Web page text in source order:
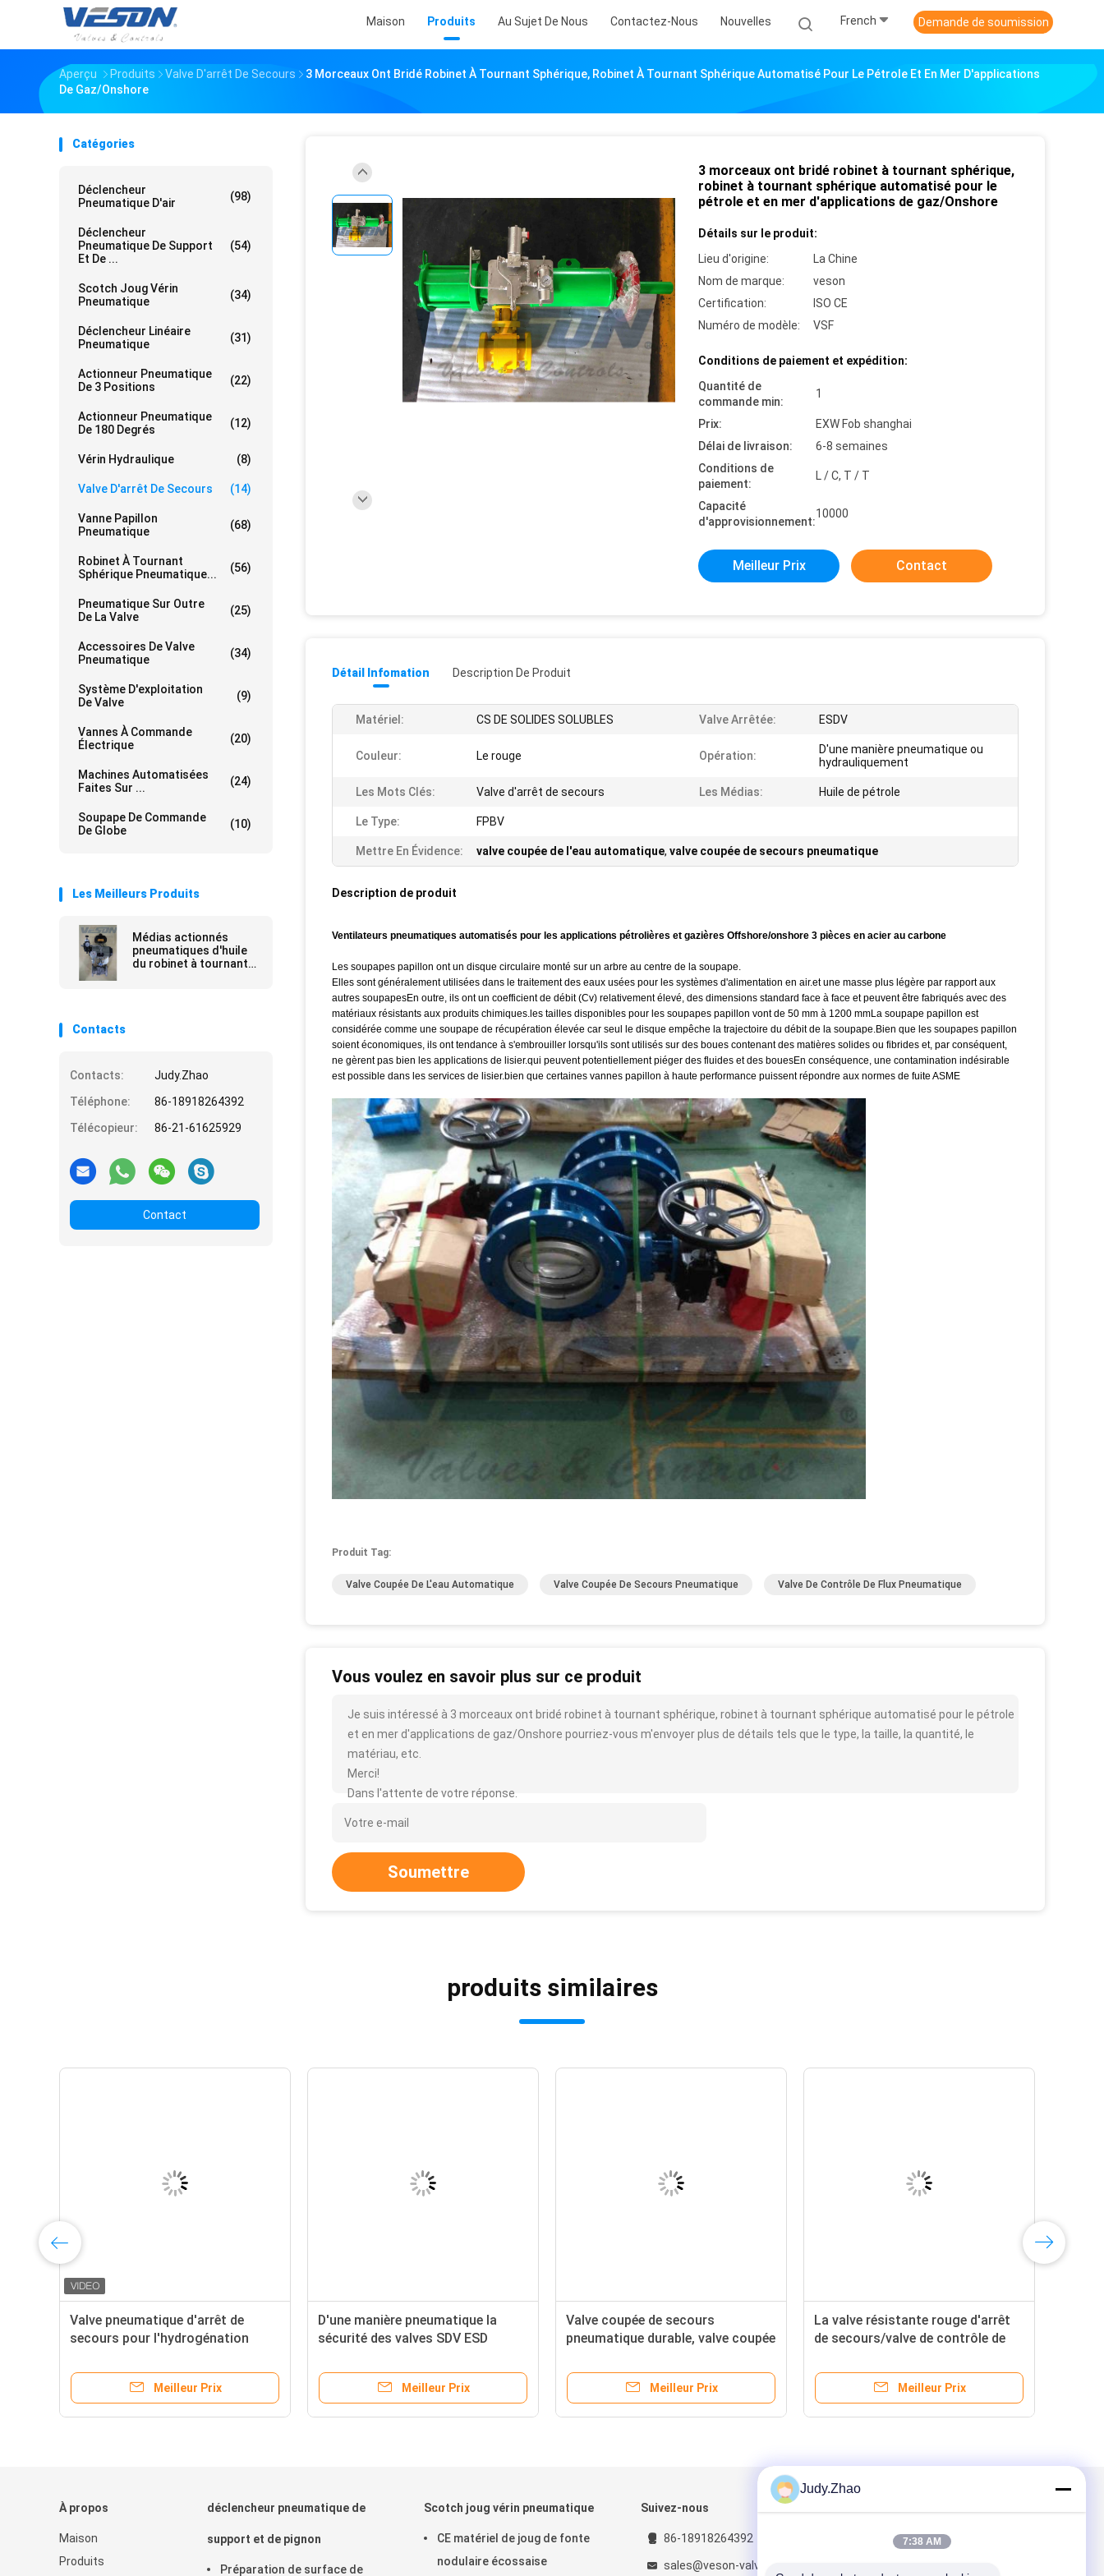
Maison Produits Au Sujet De Nous Contactez-Nous Nouvelles French Demande de soumission
Aperçu Produits Valve D'arrêt De Secours
3 Morceaux Ont Bridé Robinet À Tournant Sphérique, Robinet À Tournant Sphérique Automatisé Pour Le Pétrole Et En Mer D'applications
De Gaz/Onshore
Catégories
Déclencheur
Pneumatique D'air
(98)
Déclencheur
Pneumatique De Support
Et De ...
(54)
Scotch Joug Vérin
Pneumatique
(34)
Déclencheur Linéaire
Pneumatique
(31)
Actionneur Pneumatique
De 3 Positions
(22)
Actionneur Pneumatique
De 180 Degrés
(12)
Vérin Hydraulique (8)
Valve D'arrêt De Secours (14)
Vanne Papillon
Pneumatique
(68)
Robinet À Tournant
Sphérique Pneumatique...
(56)
Pneumatique Sur Outre
De La Valve
(25)
Accessoires De Valve
Pneumatique
(34)
Système D'exploitation
De Valve
(9)
Vannes À Commande
Électrique
(20)
Machines Automatisées
Faites Sur ...
(24)
Soupape De Commande
De Globe
(10)
Les Meilleurs Produits
Médias actionnés
pneumatiques d'huile
du robinet à tournant
Contacts
Contacts:
Judy.Zhao
Téléphone:
86-18918264392
Télécopieur:
86-21-61625929
Contact
3 morceaux ont bridé robinet à tournant sphérique,
robinet à tournant sphérique automatisé pour le
pétrole et en mer d'applications de gaz/Onshore
Détails sur le produit:
Lieu d'origine:
La Chine
Nom de marque:
veson
Certification:
ISO CE
Numéro de modèle:
VSF
Conditions de paiement et expédition:
Quantité de
commande min:
1
Prix:
EXW Fob shanghai
Délai de livraison:
6-8 semaines
Conditions de
paiement:
L / C, T / T
Capacité
d'approvisionnement:
10000
Meilleur Prix Contact
Détail Infomation Description De Produit
Matériel: CS DE SOLIDES SOLUBLES Valve Arrêtée: ESDV
Couleur: Le rouge Opération:
D'une manière pneumatique ou
hydrauliquement
Les Mots Clés: Valve d'arrêt de secours Les Médias: Huile de pétrole
Le Type: FPBV
Mettre En Évidence: valve coupée de l'eau automatique, valve coupée de secours pneumatique
Description de produit
Ventilateurs pneumatiques automatisés pour les applications pétrolières et gazières Offshore/onshore 3 pièces en acier au carbone
Les soupapes papillon ont un disque circulaire monté sur un arbre au centre de la soupape.
Elles sont généralement utilisées dans le traitement des eaux usées pour les systèmes d'alimentation en air.et une masse plus légère par rapport aux
autres soupapesEn outre, ils ont un coefficient de débit (Cv) relativement élevé, des dimensions standard face à face et peuvent être fabriqués avec des
matériaux résistants aux produits chimiques.les tailles disponibles pour les soupapes papillon vont de 50 mm à 1200 mmLa soupape papillon est
considérée comme une soupape de récupération élevée car seul le disque empêche la trajectoire du débit de la soupape.Bien que les soupapes papillon
soient économiques, ils ont tendance à s'embrouiller lorsqu'ils sont utilisés sur des boues contenant des matières solides ou fibrides et, par conséquent,
ne gèrent pas bien les applications de lisier.qui peuvent potentiellement piéger des fluides et des bouesEn conséquence, une contamination indésirable
est possible dans les services de lisier.bien que certaines vannes papillon à haute performance puissent répondre aux normes de fuite ASME
Produit Tag:
Valve Coupée De L'eau Automatique Valve Coupée De Secours Pneumatique Valve De Contrôle De Flux Pneumatique
Vous voulez en savoir plus sur ce produit
Je suis intéressé à 3 morceaux ont bridé robinet à tournant sphérique, robinet à tournant sphérique automatisé pour le pétrole
et en mer d'applications de gaz/Onshore pourriez-vous m'envoyer plus de détails tels que le type, la taille, la quantité, le
matériau, etc.
Merci!
Dans l'attente de votre réponse.
Soumettre
produits similaires
Valve pneumatique d'arrêt de
secours pour l'hydrogénation
Meilleur Prix
D'une manière pneumatique la
sécurité des valves SDV ESD
système
Meilleur Prix
Valve coupée de secours
pneumatique durable, valve coupée
Meilleur Prix
La valve résistante rouge d'arrêt
de secours/valve de contrôle de
Meilleur Prix
À propos
Maison
Produits
déclencheur pneumatique de
support et de pignon
Préparation de surface de
Scotch joug vérin pneumatique
CE matériel de joug de fonte
nodulaire écossaise
Suivez-nous
86-18918264392
sales@veson-valve.com
Judy.Zhao
7:38 AM